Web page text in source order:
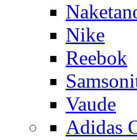
Nike
Reebok
Vaude
Adidas